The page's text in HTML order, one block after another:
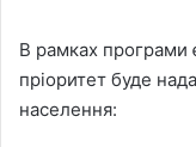
В рамках програми
пріоритет буде
населення: